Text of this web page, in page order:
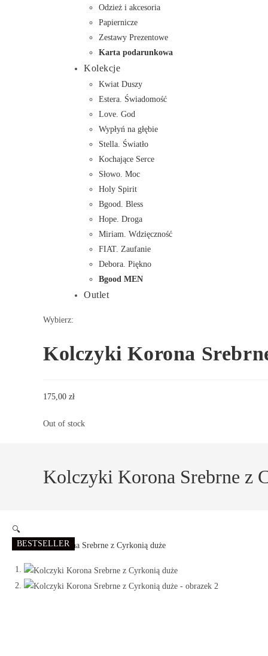
Odzież i akcesoria
Papiernicze
Zestawy Prezentowe
Karta podarunkowa
Kolekcje
Kwiat Duszy
Estera. Świadomość
Love. God
Wypłyń na głębie
Stella. Światło
Kochające Serce
Słowo. Moc
Holy Spirit
Bgood. Bless
Hope. Droga
Miriam. Wdzięczność
FIAT. Zaufanie
Debora. Piękno
Bgood MEN
Outlet
Wybierz:
Kolczyki Korona
175,00 zł
Out of stock
Kolczyki Korona Srebrne z
🔍
BESTSELLER